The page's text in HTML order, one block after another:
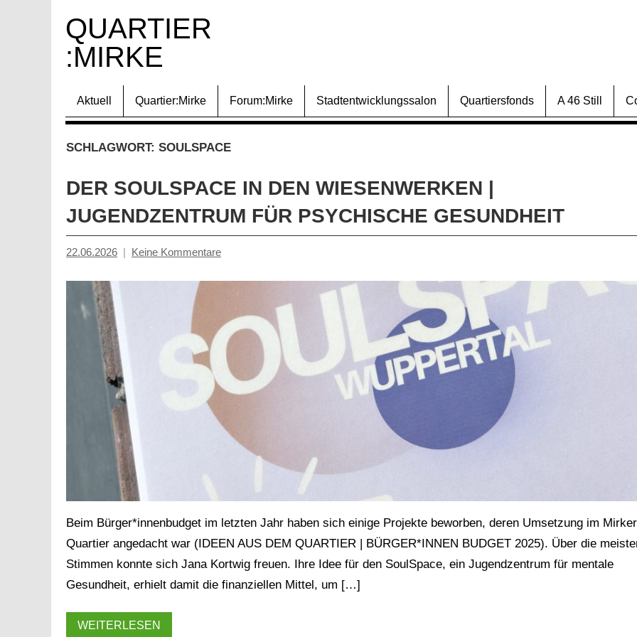
Inhalt
springen
QUARTIER
:MIRKE
Aktuell Quartier:Mirke Forum:Mirke Stadtentwicklungssalon Quartiersfonds A 46 Still
SCHLAGWORT: SOULSPACE
DER SOULSPACE IN DEN WIESENWERKEN |
JUGENDZENTRUM FÜR PSYCHISCHE GESUNDHEIT
22.06.2026
Tiziana
Keine Kommentare
Beim Bürger*innenbudget im letzten Jahr haben sich einige Projekte beworben, deren Umsetzung im Mirker
Quartier angedacht war (IDEEN AUS DEM QUARTIER | BÜRGER*INNEN BUDGET 2025). Über die
Stimmen konnte sich Jana Kortwig freuen. Ihre Idee für den SoulSpace, ein Jugendzentrum für mentale
Gesundheit, erhielt damit die finanziellen Mittel, um […]
WEITERLESEN